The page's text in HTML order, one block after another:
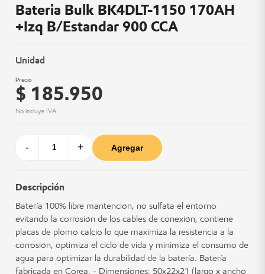
Bateria Bulk BK4DLT-1150 170AH
+Izq B/Estandar 900 CCA
Unidad
Precio
$ 185.950
No incluye IVA
- + Agregar
Descripción
Batería 100% libre mantención, no sulfata el entorno
evitando la corrosión de los cables de conexión, contiene
placas de plomo calcio lo que maximiza la resistencia a la
corrosión, optimiza el ciclo de vida y minimiza el consumo de
agua para optimizar la durabilidad de la batería. Batería
fabricada en Corea. - Dimensiones: 50x22x21 (largo x ancho